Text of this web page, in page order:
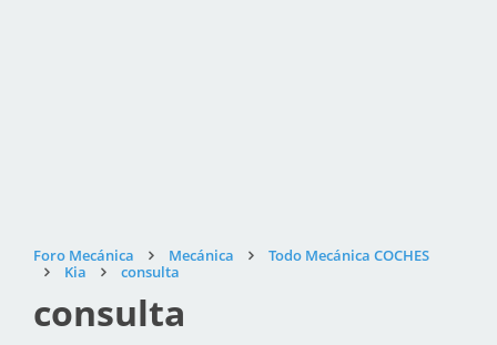
Foro Mecánica Mecánica
Todo Mecánica COCHES
Kia
consulta
consulta